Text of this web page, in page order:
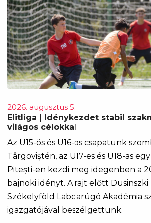
2026. augusztus 5.
Elitliga | Idénykezdet stabil
világos célokkal
Az U15-ös és U16-os csapatunk
Târgoviștén, az U17-es és U18-as
Pitești-en kezdi meg idegenben a
bajnoki idényt. A rajt előtt Dusinszki
Székelyföld Labdarúgó Akadémia
igazgatójával beszélgettünk.